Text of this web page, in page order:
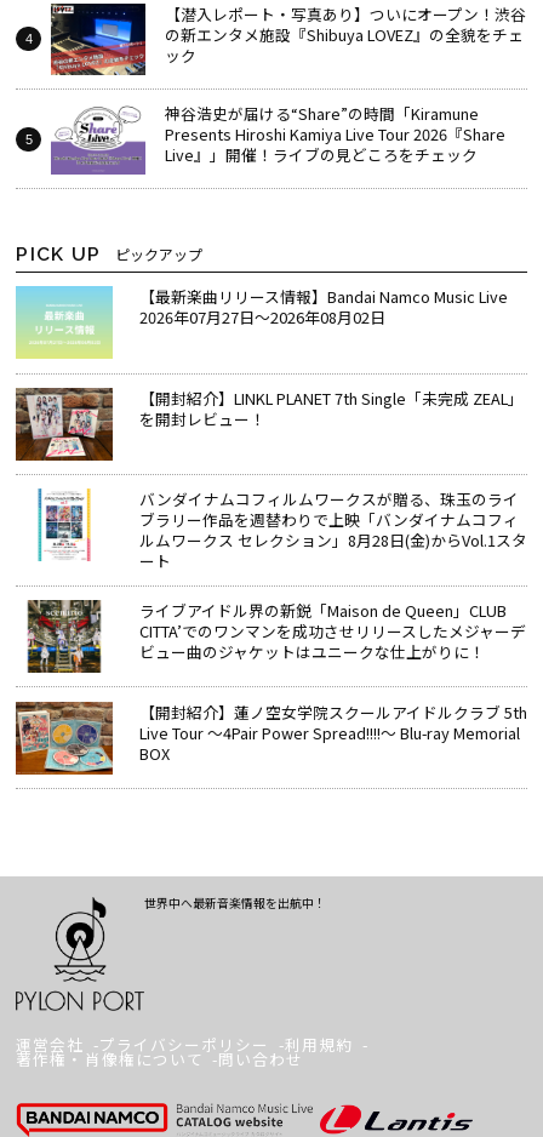
【潜入レポート・写真あり】ついにオープン！渋谷
の新エンタメ施設『Shibuya LOVEZ』の全貌をチェ
ック
神谷浩史が届ける“Share”の時間――「Kiramune
Presents Hiroshi Kamiya Live Tour 2026『Share
Live』」開催！ライブの見どころをチェック
PICK UP ピックアップ
【最新楽曲リリース情報】Bandai Namco Music Live
2026年07月27日～2026年08月02日
【開封紹介】LINKL PLANET 7th Single「未完成 ZEAL」
を開封レビュー！
バンダイナムコフィルムワークスが贈る、珠玉のライ
ブラリー作品を週替わりで上映「バンダイナムコフィ
ルムワークス セレクション」8月28日(金)からVol.1スタ
ート
ライブアイドル界の新鋭「Maison de Queen」CLUB
CITTA’でのワンマンを成功させリリースしたメジャーデ
ビュー曲のジャケットはユニークな仕上がりに！
【開封紹介】蓮ノ空女学院スクールアイドルクラブ 5th
Live Tour ～4Pair Power Spread!!!!～ Blu-ray Memorial
BOX
世界中へ最新音楽情報を出航中！
運営会社 プライバシーポリシー 利用規約
著作権・肖像権について 問い合わせ